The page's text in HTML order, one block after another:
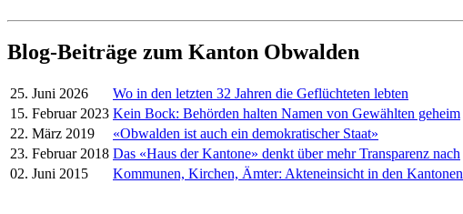
Blog-Beiträge zum Kanton Obwalden
25. Juni 2026
Wo in den letzten 32 Jahren die Geflüchteten lebten
15. Februar 2023 Kein Bock: Behörden halten Namen von Gewählten geheim
22. März 2019
«Obwalden ist auch ein demokratischer Staat»
23. Februar 2018 Das «Haus der Kantone» denkt über mehr Transparenz nach
02. Juni 2015
Kommunen, Kirchen, Ämter: Akteneinsicht in den Kantonen